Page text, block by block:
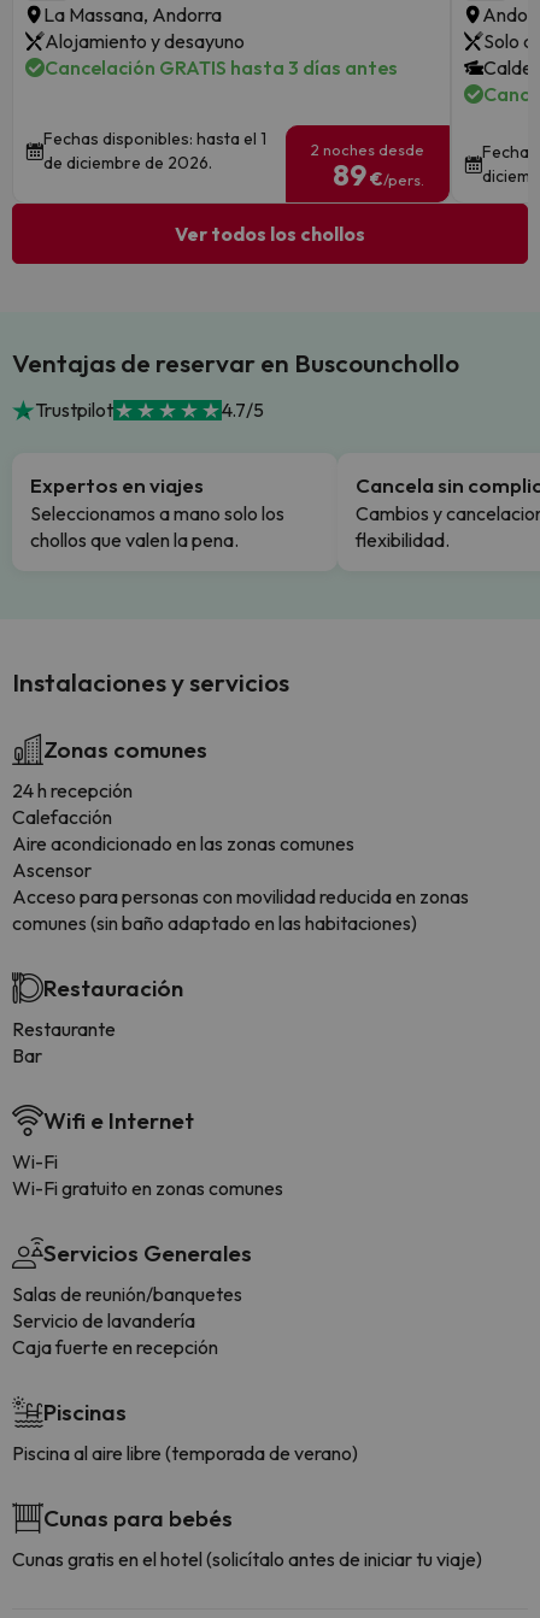
La Massana, Andorra
Alojamiento y desayuno
Cancelación GRATIS hasta 3 días antes
Fechas disponibles: hasta el 1
de diciembre de 2026.
2 noches desde
89€/pers.
Solo
Ver todos los chollos
Ventajas de reservar en Buscounchollo
Trustpilot 4.7/5
Expertos en viajes
Seleccionamos a mano solo los
chollos que valen la pena.
Cancela sin
Cambios y
flexibilidad.
Instalaciones y servicios
Zonas comunes
24 h recepción
Calefacción
Aire acondicionado en las zonas comunes
Ascensor
Acceso para personas con movilidad reducida en zonas
comunes (sin baño adaptado en las habitaciones)
Restauración
Restaurante
Bar
Wifi e Internet
Wi-Fi
Wi-Fi gratuito en zonas comunes
Servicios Generales
Salas de reunión/banquetes
Servicio de lavandería
Caja fuerte en recepción
Piscinas
Piscina al aire libre (temporada de verano)
Cunas para bebés
Cunas gratis en el hotel (solicítalo antes de iniciar tu viaje)